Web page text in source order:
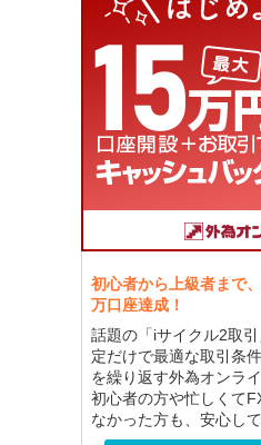
初心者から上級者まで
万口座達成！
話題の「iサイクル2取
定だけで最適な取引条
を繰り返す外為オンラ
初心者の方や忙しくて
なかった方も、安心し